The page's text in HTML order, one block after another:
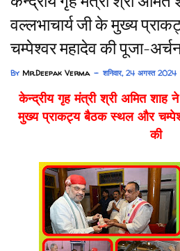
वल्लभाचार्य जी के मुख्य
चम्पेश्वर महादेव की पूजा-
By Mr.Deepak Verma शनिवार, 24 अगस्त 2024
केन्द्रीय गृह मंत्री श्री अमित शाह
मुख्य प्राकट्य बैठक स्थल और
की